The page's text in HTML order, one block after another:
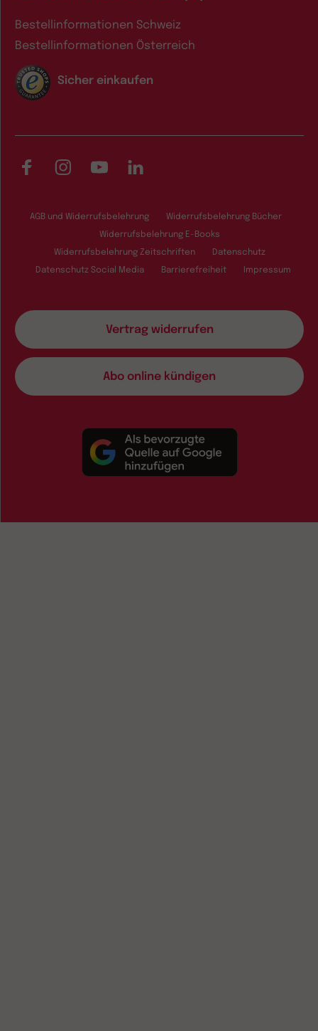
Bestellinformationen Schweiz
Bestellinformationen Österreich
Sicher einkaufen
FacebookInstagramYouTubeLinkedIn
AGB und Widerrufsbelehrung Widerrufsbelehrung Bücher
Widerrufsbelehrung E-Books
Widerrufsbelehrung Zeitschriften Datenschutz
Datenschutz Social Media Barrierefreiheit Impressum
Vertrag widerrufen
Abo online kündigen